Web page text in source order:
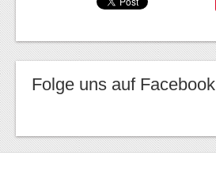
Folge uns auf Facebook